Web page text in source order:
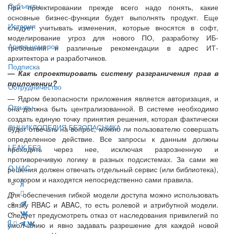
Субъекты
История
Архив номеров
Подписка
Сотрудничество
Отзывы
ЭНЦИКЛОПЕДИЯ БЕЗОПАСНИКА
LEAK-БЕЗ
О НАС
При проектировании прежде всего надо понять, какие
основные бизнес-функции будет выполнять продукт. Еще
следует учитывать изменения, которые вносятся в софт,
моделирование угроз для нового ПО, разработку ИБ-
требований и различные рекомендации в адрес ИТ-
архитектора и разработчиков.
— Как спроектировать систему разграничения прав в
приложении?
— Ядром безопасности приложения является авторизация, и
она должна быть централизованной. В системе необходимо
создать единую точку принятия решения, которая фактически
будет отвечать на вопрос, можно ли пользователю совершать
определенное действие. Все запросы к данным должны
проходить через нее, исключая разрозненную и
противоречивую логику в разных подсистемах. За сами же
решения должен отвечать отдельный сервис (или библиотека),
в котором и находятся непосредственно сами правила.
Для обеспечения гибкой модели доступа можно использовать
связку RBAC и ABAC, то есть ролевой и атрибутной модели.
Следует предусмотреть отказ от наследования привилегий по
умолчанию и явно задавать разрешение для каждой новой